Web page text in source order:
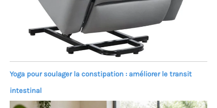
Yoga pour soulager la constipation : améliorer le transit
intestinal